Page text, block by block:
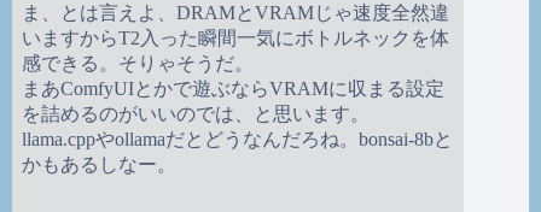
ま、とは言えよ、DRAMとVRAMじゃ速度全然違
いますからT2入った瞬間一気にボトルネックを体
感できる。そりゃそうだ。
まあComfyUIとかで遊ぶならVRAMに収まる設定
を詰めるのがいいのでは、と思います。
llama.cppやollamaだとどうなんだろね。bonsai-8bと
かもあるしなー。